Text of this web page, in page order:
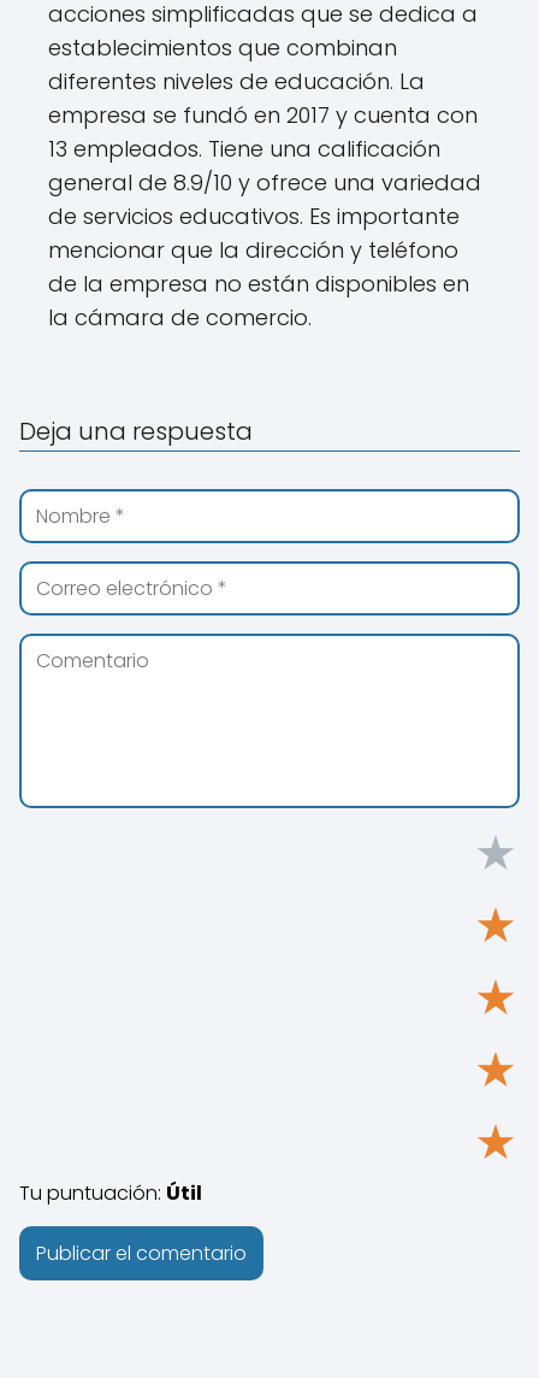
acciones simplificadas que se dedica a
establecimientos que combinan
diferentes niveles de educación. La
empresa se fundó en 2017 y cuenta con
13 empleados. Tiene una calificación
general de 8.9/10 y ofrece una variedad
de servicios educativos. Es importante
mencionar que la dirección y teléfono
de la empresa no están disponibles en
la cámara de comercio.
Deja una respuesta
★
★
★
★
★
Tu puntuación: Útil